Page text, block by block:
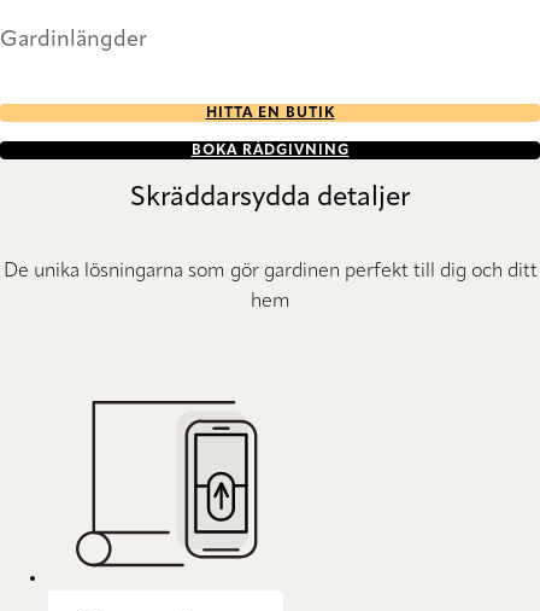
Gardinlängder
HITTA EN BUTIK
BOKA RÅDGIVNING
Skräddarsydda detaljer
De unika lösningarna som gör gardinen perfekt till dig och ditt
hem